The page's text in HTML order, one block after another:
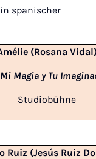
spanischer
(Rosana
Magia y Tu
Studiobühne
Ruiz (Jesús Ruiz